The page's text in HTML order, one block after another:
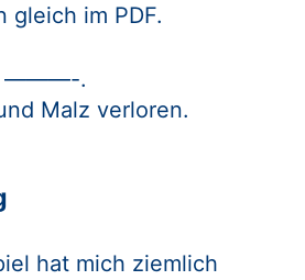
gleich im PDF.
———-.
Malz verloren.
hat mich ziemlich